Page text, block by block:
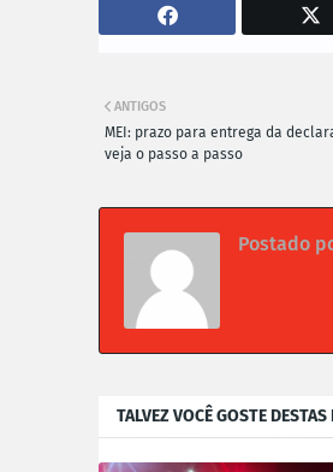
ANTIGOS
MEI: prazo para entrega da
veja o passo a passo
Postado
TALVEZ VOCÊ GOSTE DESTAS